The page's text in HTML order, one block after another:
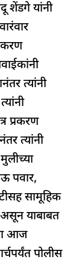
शेंडगे यांनी
त्यांनी
प्रकरण
त्यांनी
पवार,
सामूहिक
याबाबत
आज
पोलीस